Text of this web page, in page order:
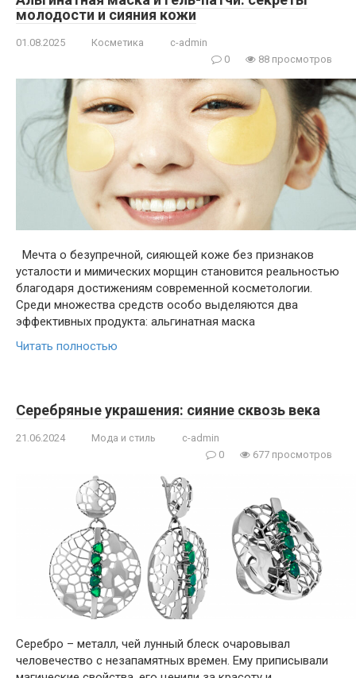
молодости и сияния кожи
01.08.2025 Косметика
c-admin
0
88 просмотров
Мечта о безупречной, сияющей коже без признаков
усталости и мимических морщин становится реальностью
благодаря достижениям современной косметологии.
Среди множества средств особо выделяются два
эффективных продукта: альгинатная маска
Читать полностью
Серебряные украшения: сияние сквозь века
21.06.2024 Мода и стиль
c-admin
0
677 просмотров
Серебро – металл, чей лунный блеск очаровывал
человечество с незапамятных времен. Ему приписывали